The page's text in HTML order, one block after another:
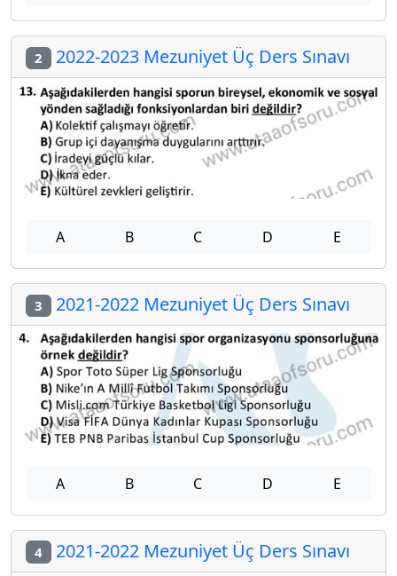
2 2022-2023 Mezuniyet Üç Ders Sınavı
A B C D E
3 2021-2022 Mezuniyet Üç Ders Sınavı
A B C D E
4 2021-2022 Mezuniyet Üç Ders Sınavı